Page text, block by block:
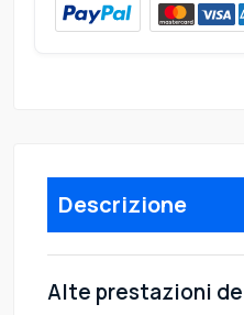
Descrizione
Alte prestazioni